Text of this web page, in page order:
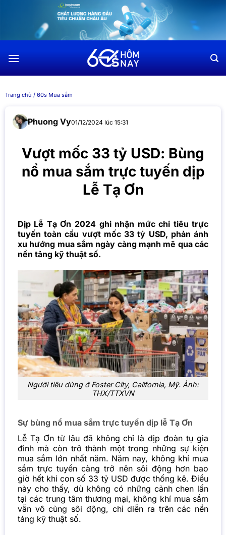
dung
Trang chủ / 60s Mua sắm
Phuong Vy01/12/2024 lúc 15:31
Vượt mốc 33 tỷ USD: Bùng
nổ mua sắm trực tuyến dịp
Lễ Tạ Ơn
Dịp Lễ Tạ Ơn 2024 ghi nhận mức chi tiêu trực
tuyến toàn cầu vượt mốc 33 tỷ USD, phản ánh
xu hướng mua sắm ngày càng mạnh mẽ qua các
nền tảng kỹ thuật số.
Người tiêu dùng ở Foster City, California, Mỹ. Ảnh:
THX/TTXVN
Sự bùng nổ mua sắm trực tuyến dịp lễ Tạ Ơn
Lễ Tạ Ơn từ lâu đã không chỉ là dịp đoàn tụ gia
đình mà còn trở thành một trong những sự kiện
mua sắm lớn nhất năm. Năm nay, không khí mua
sắm trực tuyến càng trở nên sôi động hơn bao
giờ hết khi con số 33 tỷ USD được thống kê. Điều
này cho thấy, dù không có những cảnh chen lấn
tại các trung tâm thương mại, không khí mua sắm
vẫn vô cùng sôi động, chỉ diễn ra trên các nền
tảng kỹ thuật số.